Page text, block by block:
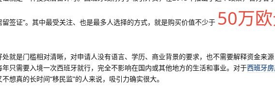
签证”。其中最受关注、也是最多人选择的方式，就是购买价值不少于 50万
就是门槛相对清晰，对申请人没有语言、学历、商业背景的要求，也不需要解释资金来
年只需要入境一次西班牙就行，完全不影响在国内或其他地方的生活和事业。对于西班牙
想真的长时间“移民监”的人来说，吸引力确实很大。